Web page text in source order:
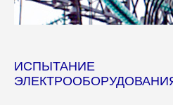
ИСПЫТАНИЕ